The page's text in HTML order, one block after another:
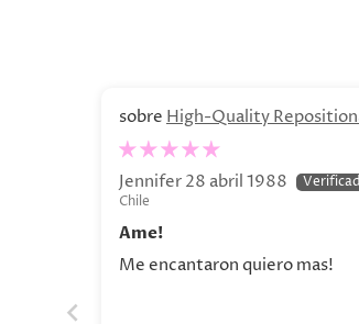
High-Quality
Olga Lychkova Poster
Jennifer 28 abril 1988
Chile
Ame!
Me encantaron quiero mas!